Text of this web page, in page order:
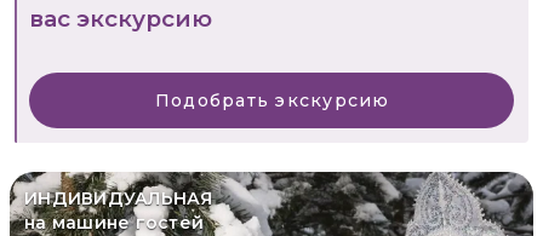
вас экскурсию
Подобрать экскурсию
ИНДИВИДУАЛЬНАЯ
на машине гостей